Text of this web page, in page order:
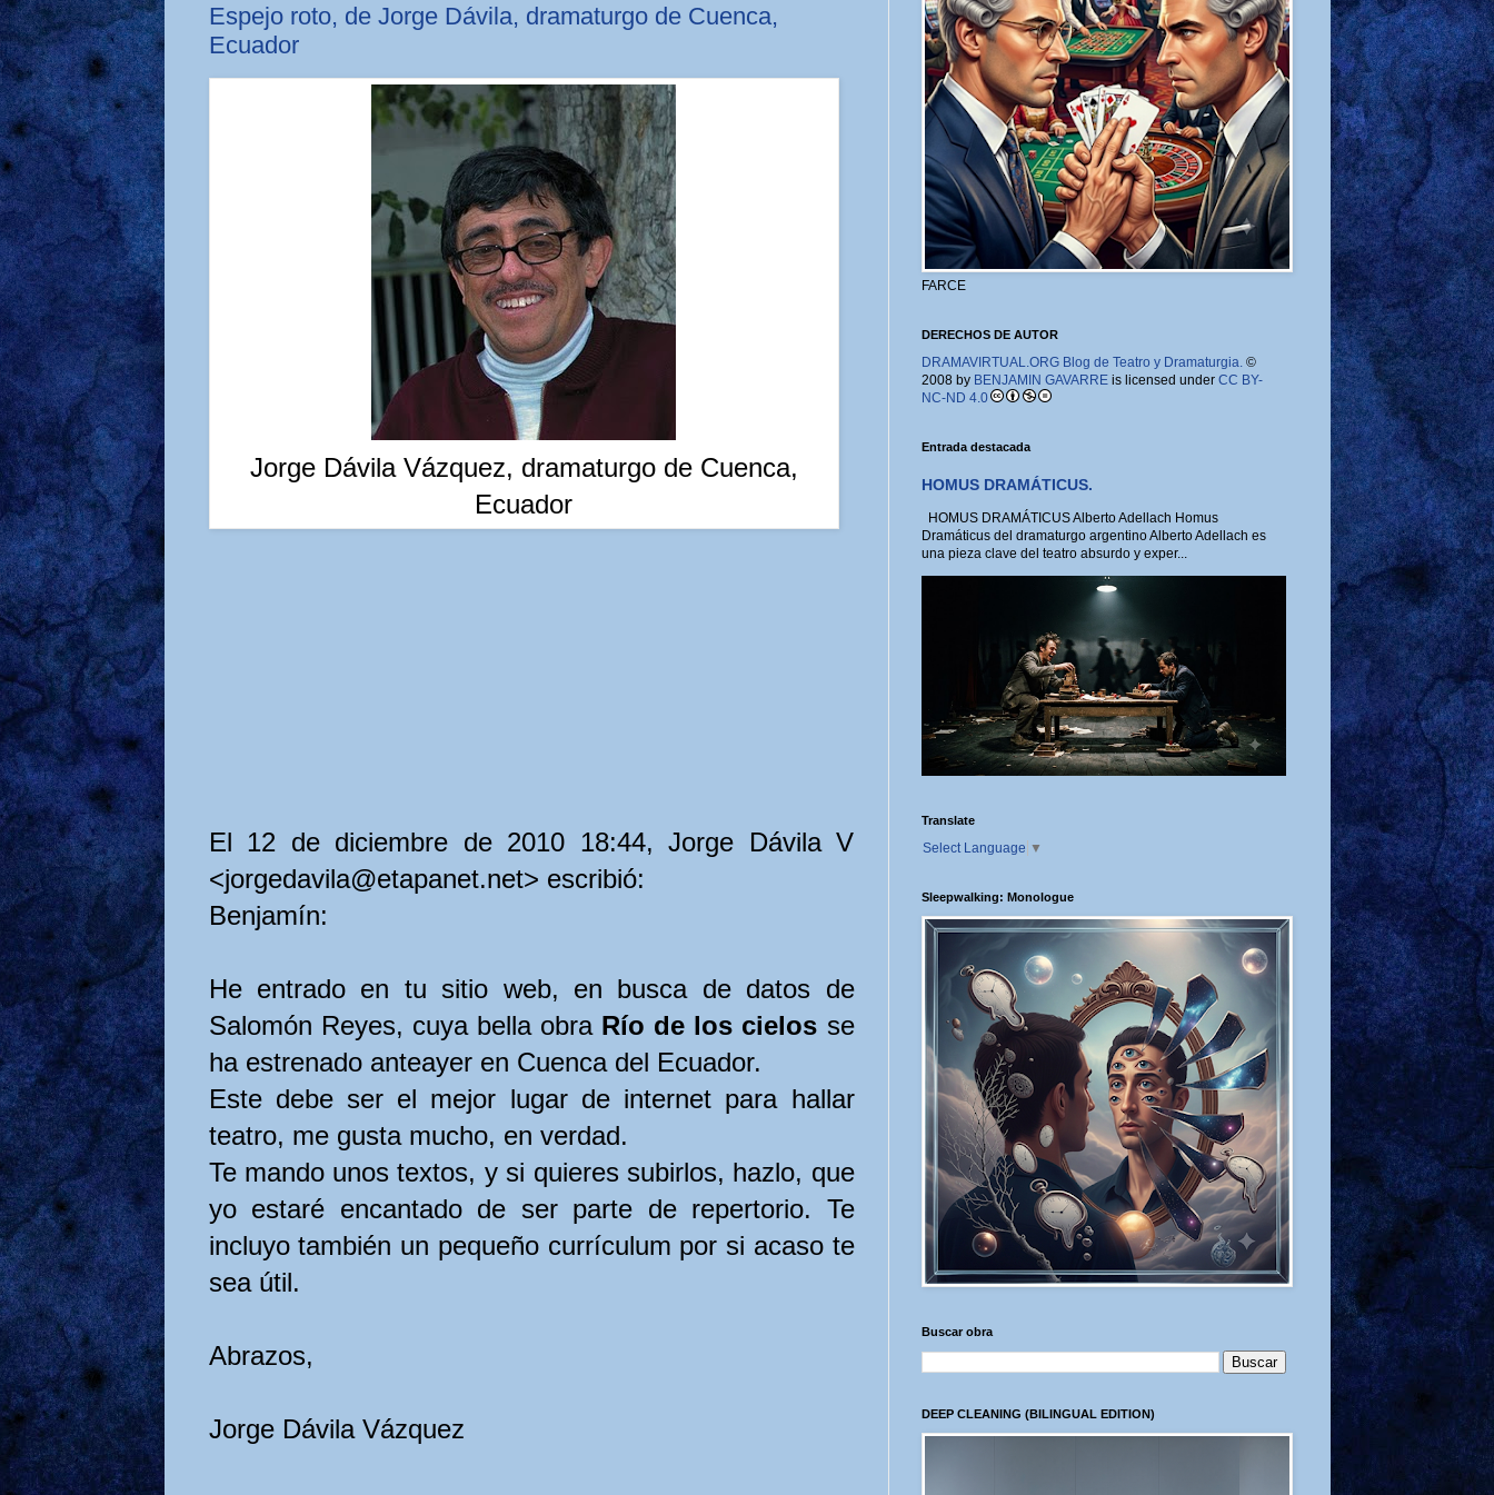
Espejo roto, de Jorge Dávila, dramaturgo de Cuenca,
Ecuador
Jorge Dávila Vázquez, dramaturgo de Cuenca,
Ecuador
El 12 de diciembre de 2010 18:44, Jorge Dávila V
<jorgedavila@etapanet.net> escribió:
Benjamín:
He entrado en tu sitio web, en busca de datos de
Salomón Reyes, cuya bella obra Río de los cielos se
ha estrenado anteayer en Cuenca del Ecuador.
Este debe ser el mejor lugar de internet para hallar
teatro, me gusta mucho, en verdad.
Te mando unos textos, y si quieres subirlos, hazlo, que
yo estaré encantado de ser parte de repertorio. Te
incluyo también un pequeño currículum por si acaso te
sea útil.
Abrazos,
Jorge Dávila Vázquez
FARCE
DERECHOS DE AUTOR
DRAMAVIRTUAL.ORG Blog de Teatro y Dramaturgia.©
2008 by BENJAMIN GAVARREis licensed under CC BY-
NC-ND 4.0
Entrada destacada
HOMUS DRAMÁTICUS.
HOMUS DRAMÁTICUS Alberto Adellach Homus
Dramáticus del dramaturgo argentino Alberto Adellach es
una pieza clave del teatro absurdo y exper...
Translate
Select Language ▼
Sleepwalking: Monologue
Buscar obra
DEEP CLEANING (BILINGUAL EDITION)